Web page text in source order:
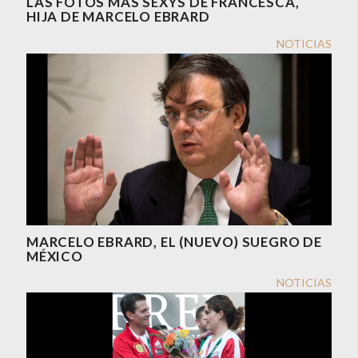
HIJA DE MARCELO EBRARD
NOTICIAS
MARCELO EBRARD, EL (NUEVO) SUEGRO DE
MÉXICO
NOTICIAS